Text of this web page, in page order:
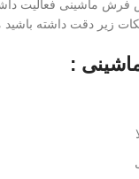
فرش ماشینی فعالیت
زیر دقت داشته
: